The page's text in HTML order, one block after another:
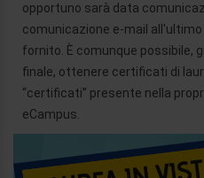
opportuno sarà data
comunicazione e-mail
fornito. È comunque possibile,
finale, ottenere certificati di
“certificati” presente nella
eCampus.